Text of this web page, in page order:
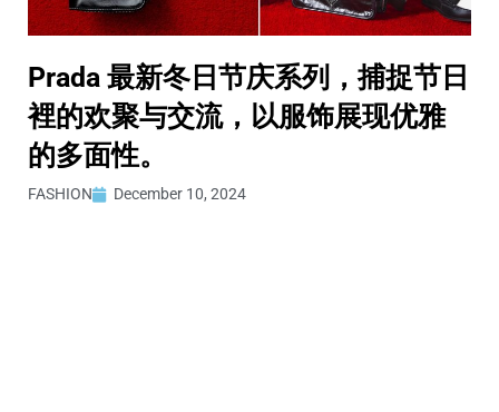
Prada 最新冬日节庆系列，捕捉节日
裡的欢聚与交流，以服饰展现优雅
的多面性。
FASHION December 10, 2024